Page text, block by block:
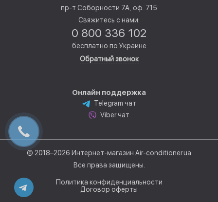
пр-т Соборности 7А, оф. 715
Свяжитесь с нами:
0 800 336 102
бесплатно по Украине
Обратный звонок
Онлайн поддержка
Telegram чат
Viber чат
© 2018–2026 Интернет-магазин Air-conditioner.ua
Все права защищены.
Политика конфиденциальности
Договор оферты